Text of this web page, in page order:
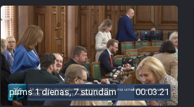
pirms 1 dienas, 7 stundām 00:03:21